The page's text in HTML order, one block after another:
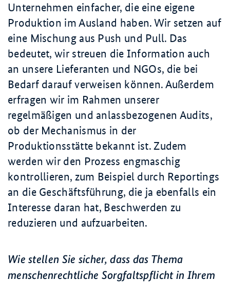
Unternehmen einfacher, die eine eigene
Produktion im Ausland haben. Wir setzen auf
eine Mischung aus Push und Pull. Das
bedeutet, wir streuen die Information auch
an unsere Lieferanten und NGOs, die bei
Bedarf darauf verweisen können. Außerdem
erfragen wir im Rahmen unserer
regelmäßigen und anlassbezogenen Audits,
ob der Mechanismus in der
Produktionsstätte bekannt ist. Zudem
werden wir den Prozess engmaschig
kontrollieren, zum Beispiel durch Reportings
an die Geschäftsführung, die ja ebenfalls ein
Interesse daran hat, Beschwerden zu
reduzieren und aufzuarbeiten.
Wie stellen Sie sicher, dass das Thema
menschenrechtliche Sorgfaltspflicht in Ihrem